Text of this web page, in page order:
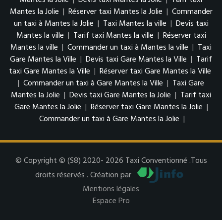
Mantes la Jolie | Réserver taxi Mantes la Jolie | Commander
un taxi à Mantes la Jolie | Taxi Mantes la ville | Devis taxi
Mantes la ville | Tarif taxi Mantes la ville | Réserver taxi
Mantes la ville | Commander un taxi à Mantes la ville | Taxi
Gare Mantes la Ville | Devis taxi Gare Mantes la Ville | Tarif
taxi Gare Mantes la Ville | Réserver taxi Gare Mantes la Ville
| Commander un taxi à Gare Mantes la Ville | Taxi Gare
Mantes la Jolie | Devis taxi Gare Mantes la Jolie | Tarif taxi
Gare Mantes la Jolie | Réserver taxi Gare Mantes la Jolie |
Commander un taxi à Gare Mantes la Jolie |
© Copyright © (S8) 2020- 2026 Taxi Conventionné .Tous
droits réservés . Création par
Mentions légales
Espace Pro